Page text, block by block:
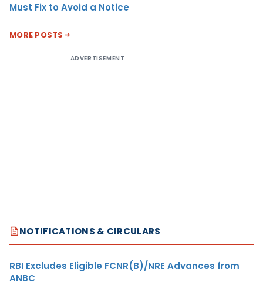
Must Fix to Avoid a Notice
MORE POSTS
ADVERTISEMENT
NOTIFICATIONS & CIRCULARS
RBI Excludes Eligible FCNR(B)/NRE Advances from
ANBC